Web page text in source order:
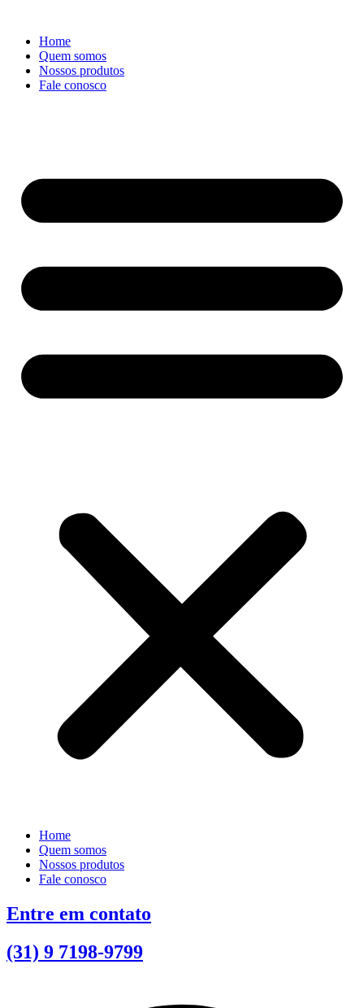
conteúdo
Home
Quem somos
Nossos produtos
Fale conosco
Home
Quem somos
Nossos produtos
Fale conosco
Entre em contato
(31) 9 7198-9799